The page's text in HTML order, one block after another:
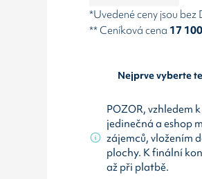
*Uvedené ceny jsou bez
** Ceníková cena 17 100
Nejprve vyberte
POZOR, vzhledem
jedinečná a eshop
zájemců, vložením
plochy. K finální
až při platbě.